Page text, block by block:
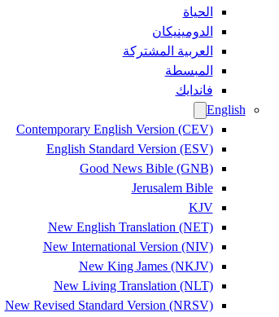
الحياة
الدومينيكان
العربية المشتركة
المبسطة
فاندايك
English
Contemporary English Version (CEV)
English Standard Version (ESV)
Good News Bible (GNB)
Jerusalem Bible
KJV
New English Translation (NET)
New International Version (NIV)
New King James (NKJV)
New Living Translation (NLT)
New Revised Standard Version (NRSV)